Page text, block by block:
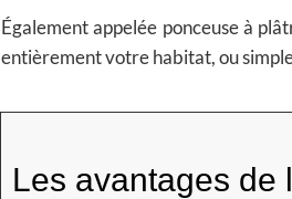
Également appelée ponceuse à
entièrement votre habitat, ou
Les avantages de